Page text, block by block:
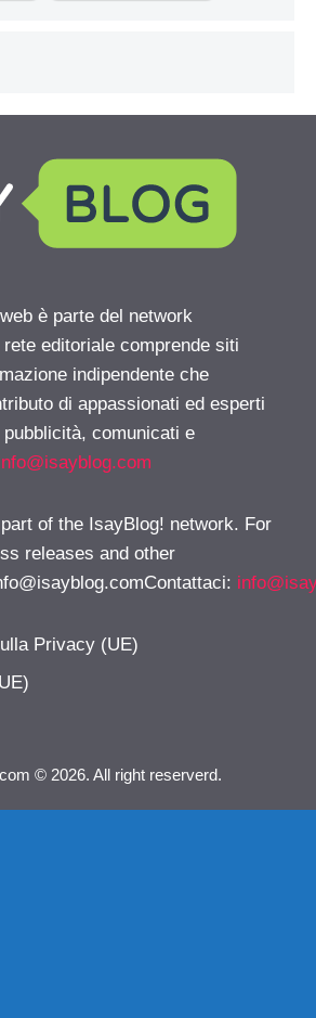
è parte del network
editoriale comprende siti
indipendente che
di appassionati ed esperti
comunicati e
of the IsayBlog! network. For
releases and other
:
Privacy (UE)
© 2026. All right reserverd.